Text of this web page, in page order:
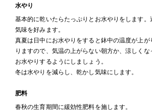
水やり
基本的に乾いたらたっぷりとお水やりをします
気味を好みます。
真夏は日中にお水やりをすると鉢中の温度が上が
りますので、気温の上がらない朝方か、涼しく
お水やりするようにしましょう。
冬は水やりを減らし、乾かし気味にします。
肥料
春秋の生育期間に緩効性肥料を施します。